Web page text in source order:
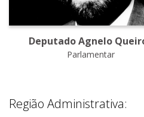
Deputado Agnelo
Parlamentar
Região Administrativa: